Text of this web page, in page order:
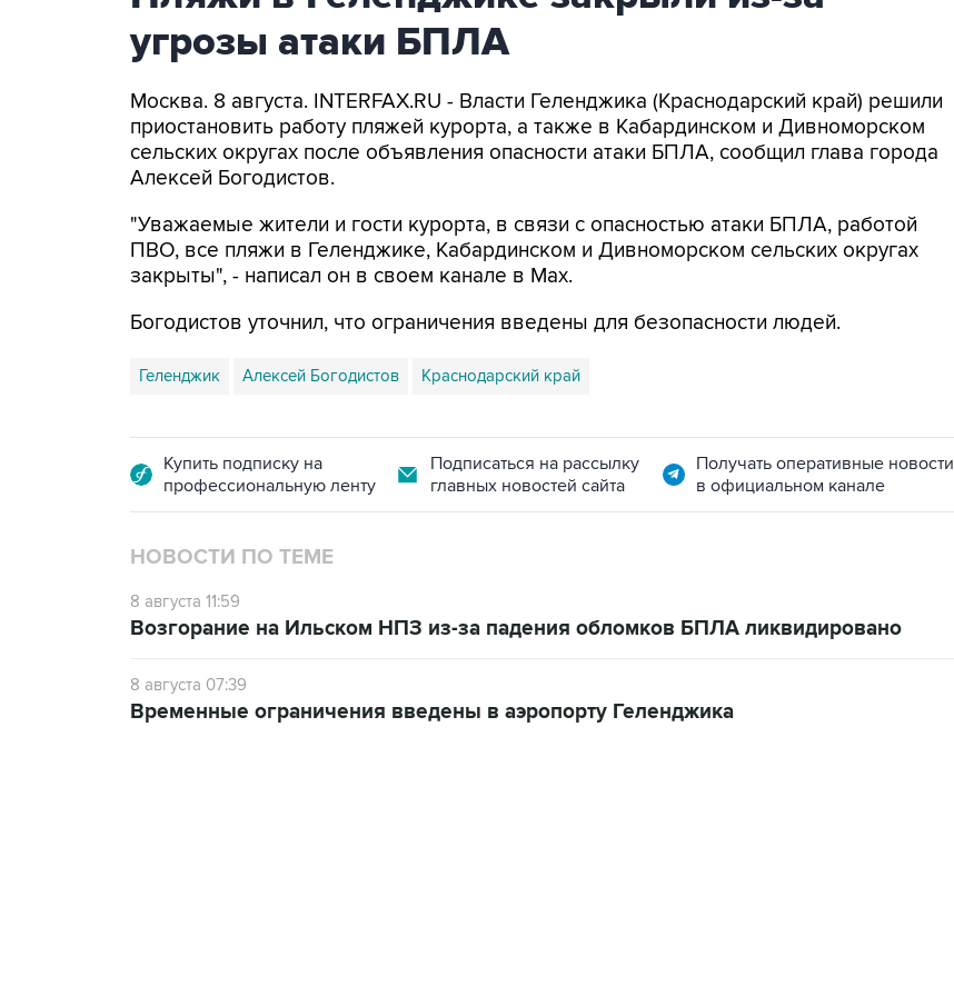
угрозы атаки БПЛА
Москва. 8 августа. INTERFAX.RU - Власти Геленджика (Краснодарский край) решили
приостановить работу пляжей курорта, а также в Кабардинском и Дивноморском
сельских округах после объявления опасности атаки БПЛА, сообщил глава города
Алексей Богодистов.
"Уважаемые жители и гости курорта, в связи с опасностью атаки БПЛА, работой
ПВО, все пляжи в Геленджике, Кабардинском и Дивноморском сельских округах
закрыты", - написал он в своем канале в Max.
Богодистов уточнил, что ограничения введены для безопасности людей.
Геленджик Алексей Богодистов Краснодарский край
Купить подписку на
профессиональную ленту
Подписаться на рассылку
главных новостей сайта
Получать оперативные новости
в официальном канале
НОВОСТИ ПО ТЕМЕ
8 августа 11:59
Возгорание на Ильском НПЗ из-за падения обломков БПЛА ликвидировано
8 августа 07:39
Временные ограничения введены в аэропорту Геленджика